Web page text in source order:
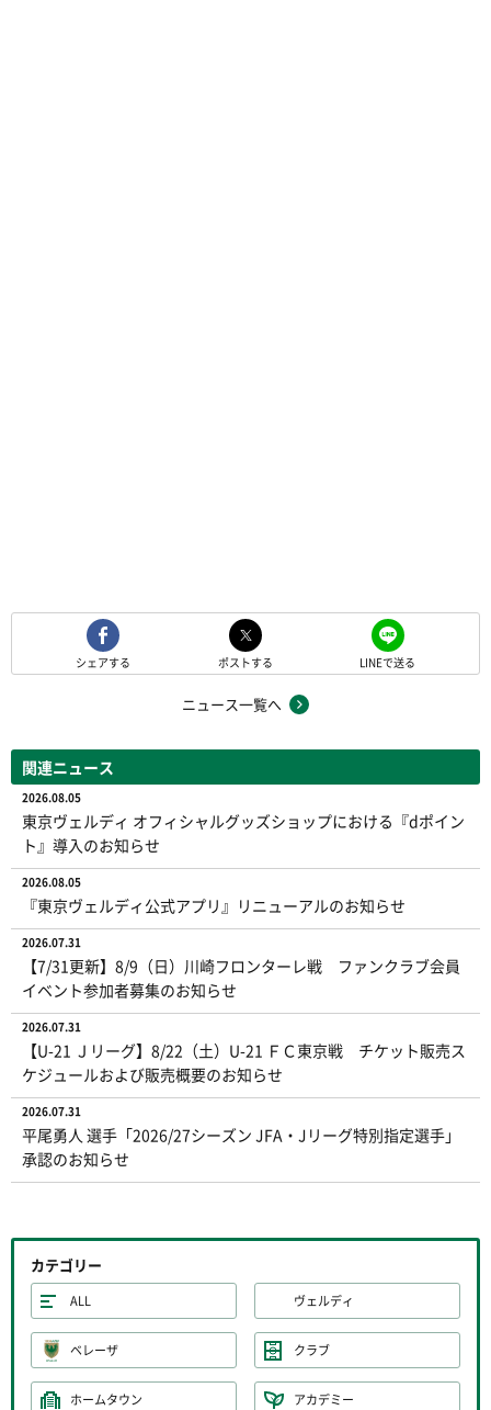
シェアする ポストする LINEで送る
ニュース一覧へ
関連ニュース
2026.08.05
東京ヴェルディ オフィシャルグッズショップにおける『dポイン
ト』導入のお知らせ
2026.08.05
『東京ヴェルディ公式アプリ』リニューアルのお知らせ
2026.07.31
【7/31更新】8/9（日）川崎フロンターレ戦 ファンクラブ会員
イベント参加者募集のお知らせ
2026.07.31
【U-21 Ｊリーグ】8/22（土）U-21 ＦＣ東京戦 チケット販売ス
ケジュールおよび販売概要のお知らせ
2026.07.31
平尾勇人 選手「2026/27シーズン JFA・Jリーグ特別指定選手」
承認のお知らせ
カテゴリー
ALL ヴェルディ
ベレーザ クラブ
ホームタウン アカデミー